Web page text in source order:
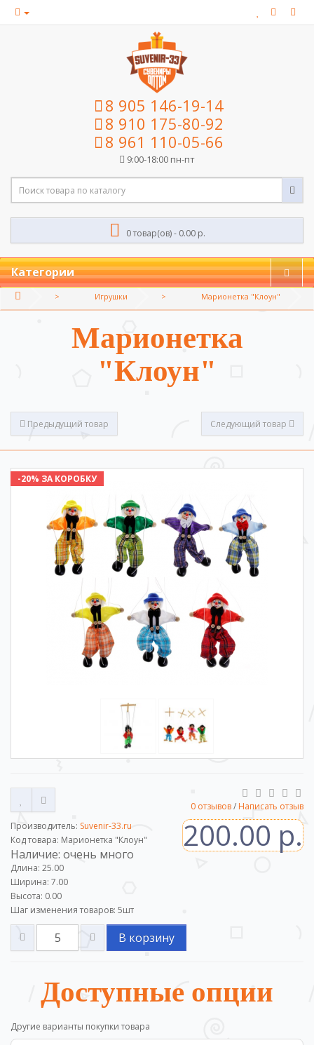
8 905 146-19-14
8 910 175-80-92
8 961 110-05-66
9:00-18:00 пн-пт
0 товар(ов) - 0.00 р.
Категории
Игрушки Марионетка "Клоун"
Марионетка
"Клоун"
Предыдущий товар Следующий товар
-20% ЗА КОРОБКУ
0 отзывов/ Написать отзыв
Производитель: Suvenir-33.ru
Код товара: Марионетка "Клоун"
Наличие: очень много
Длина: 25.00
Ширина: 7.00
Высота: 0.00
Шаг изменения товаров: 5шт
200.00 р.
В корзину
Доступные опции
Другие варианты покупки товара